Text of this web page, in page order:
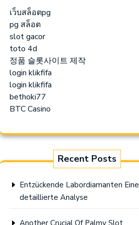
เว็บสล็อตpg
pg สล็อต
slot gacor
toto 4d
정품 슬롯사이트 제작
login klikfifa
login klikfifa
bethoki77
BTC Casino
Recent Posts
Entzückende Labordiamanten Eine
detaillierte Analyse
Another Crucial Of Palmy Slot